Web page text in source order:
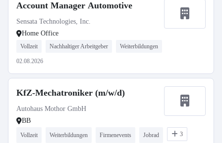
Account Manager Automotive
Sensata Technologies, Inc.
Home Office
Vollzeit Nachhaltiger Arbeitgeber Weiterbildungen
02.08.2026
KfZ-Mechatroniker (m/w/d)
Autohaus Mothor GmbH
BB
Vollzeit Weiterbildungen Firmenevents Jobrad 3